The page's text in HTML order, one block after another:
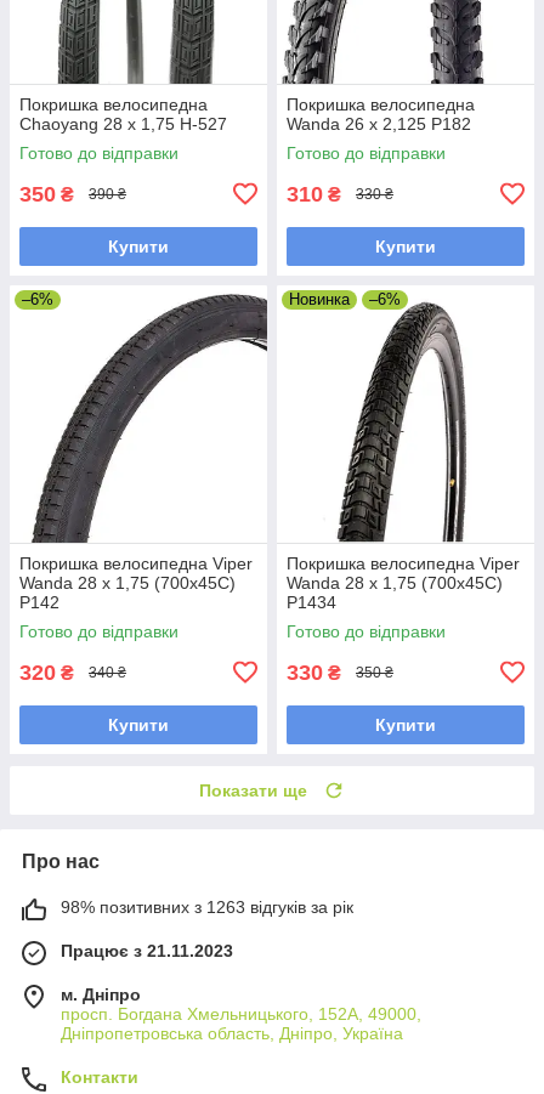
Покришка велосипедна
Chaoyang 28 x 1,75 H-527
Готово до відправки
350 ₴ 390 ₴
Купити
Покришка велосипедна
Wanda 26 x 2,125 P182
Готово до відправки
310 ₴ 330 ₴
Купити
–6%
Покришка велосипедна Viper
Wanda 28 х 1,75 (700x45C)
P142
Готово до відправки
320 ₴ 340 ₴
Купити
Новинка –6%
Покришка велосипедна Viper
Wanda 28 х 1,75 (700x45C)
P1434
Готово до відправки
330 ₴ 350 ₴
Купити
Показати ще
Про нас
98% позитивних з 1263 відгуків за рік
Працює з 21.11.2023
м. Дніпро
просп. Богдана Хмельницького, 152А, 49000,
Дніпропетровська область, Дніпро, Україна
Контакти